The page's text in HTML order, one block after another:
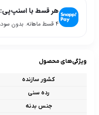
هر قسط با اسنپ‌پی:
۴ قسط ماهانه. بدون سود، چک و ضامن.
ویژگی‌های محصول
کشور سازنده
رده سنی
جنس بدنه